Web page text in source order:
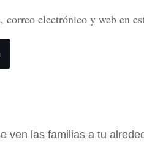
correo electrónico y web en
ven las familias a tu